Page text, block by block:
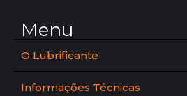
Menu
O Lubrificante
Informações Técnicas